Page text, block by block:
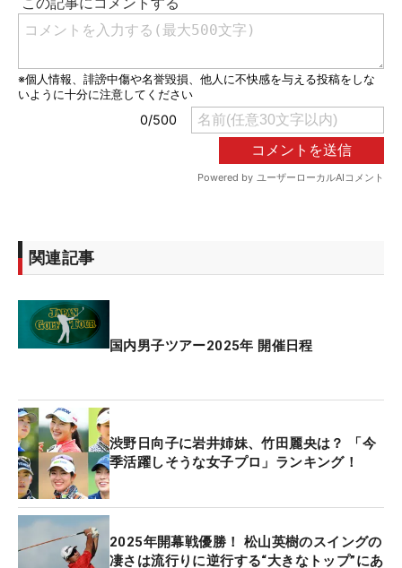
関連記事
国内男子ツアー2025年 開催日程
渋野日向子に岩井姉妹、竹田麗央は？ 「今
季活躍しそうな女子プロ」ランキング！
2025年開幕戦優勝！ 松山英樹のスイングの
凄さは流行りに逆行する“大きなトップ”にあ